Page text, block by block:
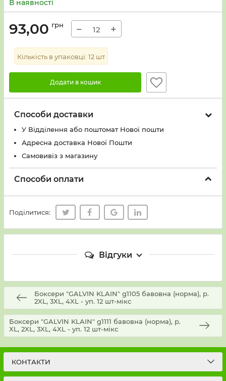
В наявності
93,00 грн − +
Кількість в упаковці: 12 шт
Додати в кошик
Способи доставки
У Вiддiлення або поштомат Нової пошти
Адресна доставка Нової Пошти
Самовивіз з магазину
Способи оплати
Поділитися:
Відгуки
Боксери "GALVIN KLAIN" g1105 бавовна (норма), р.
2XL, 3XL, 4XL - уп. 12 шт-мікc
Боксери "GALVIN KLAIN" g1111 бавовна (норма), р.
XL, 2XL, 3XL, 4XL - уп. 12 шт-мікс
КОНТАКТИ